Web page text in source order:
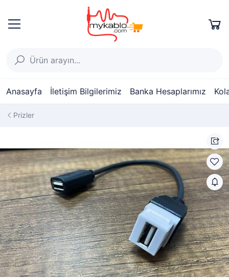
Anasayfa İletişim Bilgilerimiz Banka Hesaplarımız
Prizler